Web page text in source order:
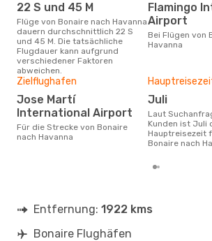
22 S und 45 M
Flüge von Bonaire nach Havanna
dauern durchschnittlich 22 S
und 45 M. Die tatsächliche
Flugdauer kann aufgrund
verschiedener Faktoren
abweichen.
Flamingo International
Airport
Bei Flügen von Bonaire nach
Havanna
Zielflughafen
Jose Martí
International Airport
Für die Strecke von Bonaire
nach Havanna
Juli
Laut Suchanfragen unserer
Kunden ist Juli
Hauptreisezeit
Bonaire nach
Entfernung: 1922 kms
Bonaire Flughäfen